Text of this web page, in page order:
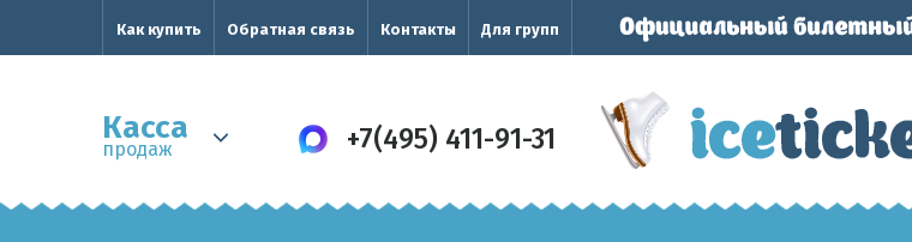
Как купить Обратная связь Контакты Для групп
Касса
продаж +7(495) 411-91-31